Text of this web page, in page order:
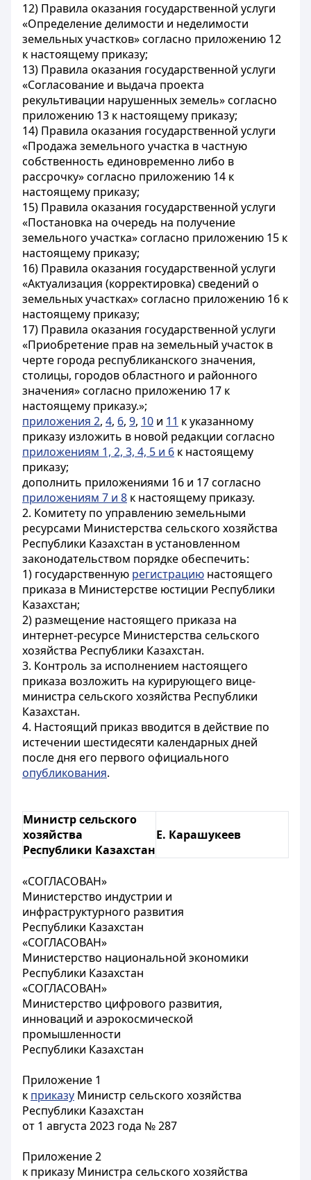
12) Правила оказания государственной услуги
«Определение делимости и неделимости
земельных участков» согласно приложению 12
к настоящему приказу;
13) Правила оказания государственной услуги
«Согласование и выдача проекта
рекультивации нарушенных земель» согласно
приложению 13 к настоящему приказу;
14) Правила оказания государственной услуги
«Продажа земельного участка в частную
собственность единовременно либо в
рассрочку» согласно приложению 14 к
настоящему приказу;
15) Правила оказания государственной услуги
«Постановка на очередь на получение
земельного участка» согласно приложению 15 к
настоящему приказу;
16) Правила оказания государственной услуги
«Актуализация (корректировка) сведений о
земельных участках» согласно приложению 16 к
настоящему приказу;
17) Правила оказания государственной услуги
«Приобретение прав на земельный участок в
черте города республиканского значения,
столицы, городов областного и районного
значения» согласно приложению 17 к
настоящему приказу.»;
приложения 2, 4, 6, 9, 10 и 11 к указанному
приказу изложить в новой редакции согласно
приложениям 1, 2, 3, 4, 5 и 6 к настоящему
приказу;
дополнить приложениями 16 и 17 согласно
приложениям 7 и 8 к настоящему приказу.
2. Комитету по управлению земельными
ресурсами Министерства сельского хозяйства
Республики Казахстан в установленном
законодательством порядке обеспечить:
1) государственную регистрацию настоящего
приказа в Министерстве юстиции Республики
Казахстан;
2) размещение настоящего приказа на
интернет-ресурсе Министерства сельского
хозяйства Республики Казахстан.
3. Контроль за исполнением настоящего
приказа возложить на курирующего вице-
министра сельского хозяйства Республики
Казахстан.
4. Настоящий приказ вводится в действие по
истечении шестидесяти календарных дней
после дня его первого официального
опубликования.
Министр сельского
хозяйства
Республики Казахстан
Е. Карашукеев
«СОГЛАСОВАН»
Министерство индустрии и
инфраструктурного развития
Республики Казахстан
«СОГЛАСОВАН»
Министерство национальной экономики
Республики Казахстан
«СОГЛАСОВАН»
Министерство цифрового развития,
инноваций и аэрокосмической
промышленности
Республики Казахстан
Приложение 1
к приказу Министр сельского хозяйства
Республики Казахстан
от 1 августа 2023 года № 287
Приложение 2
к приказу Министра сельского хозяйства